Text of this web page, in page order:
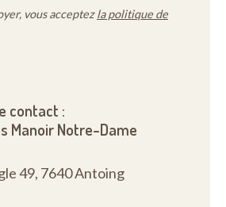
vous acceptezla politique de
contact :
Manoir Notre-Dame
49, 7640 Antoing